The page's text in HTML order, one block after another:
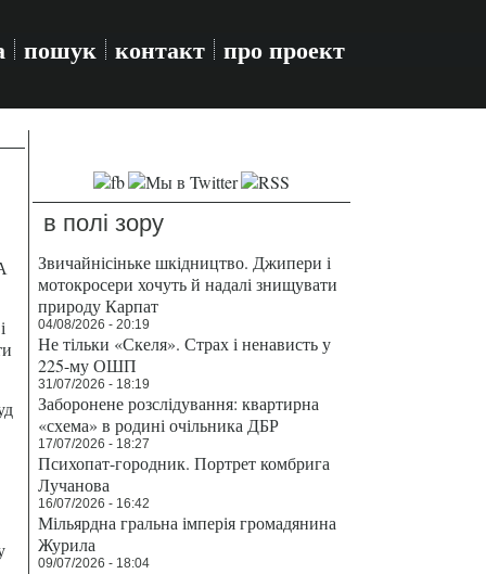
пошук контакт про проект
в полі зору
Звичайнісіньке шкідництво. Джипери і
мотокросери хочуть й надалі знищувати
природу Карпат
04/08/2026 - 20:19
Не тільки «Скеля». Страх і ненависть у
225-му ОШП
31/07/2026 - 18:19
Заборонене розслідування: квартирна
«схема» в родині очільника ДБР
17/07/2026 - 18:27
Психопат-городник. Портрет комбрига
Лучанова
16/07/2026 - 16:42
Мільярдна гральна імперія громадянина
Журила
09/07/2026 - 18:04